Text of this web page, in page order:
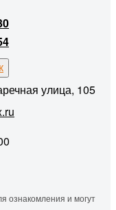
улица, 105
ознакомления и могут